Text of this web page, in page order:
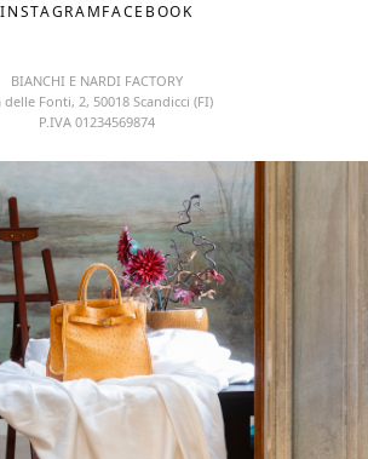
INSTAGRAMFACEBOOK
BIANCHI E NARDI FACTORY
delle Fonti, 2, 50018 Scandicci (FI)
P.IVA 01234569874